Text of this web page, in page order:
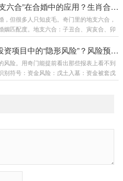
吉门吉星：气数...
案例：两人同问升职，盘一样。一人主动争
。格局活用：凶格不一定凶，看你怎么用。
反而是好事（法网恢恢）五不遇时：适合讨
地凶，换个时间地点可能吉。下午申...
奇门中的“地支六合”在合婚中的应用？生肖合婚的深层原理
，但很多人只知皮毛。奇门里的地支六合，
姻匹配度。地支六合：子丑合、寅亥合、卯
申合、午未合。每组合都有特殊含义。合婚
（水+土）：子水智慧，丑土踏实互补型婚
风险：水嫌土笨，土嫌水飘寅亥合（木
亥水包容滋养型婚姻：一个拼搏，一个支
奇门遁甲看投资项目中的“隐形风险”？风险预判与规避
风险。用奇门能提前看出那些报表上看不到
别符号：资金风险：戊土入墓：资金被套戊
、挪用生门被迫：盈利困难生门+死门：投
术风险：杜门被迫：技术瓶颈丁奇入墓：创
：学习能力差风险评估模型：...